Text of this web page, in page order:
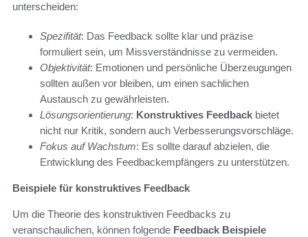
unterscheiden:
Spezifität: Das Feedback sollte klar und präzise
formuliert sein, um Missverständnisse zu vermeiden.
Objektivität: Emotionen und persönliche Überzeugungen
sollten außen vor bleiben, um einen sachlichen
Austausch zu gewährleisten.
Lösungsorientierung: Konstruktives Feedback bietet
nicht nur Kritik, sondern auch Verbesserungsvorschläge.
Fokus auf Wachstum: Es sollte darauf abzielen, die
Entwicklung des Feedbackempfängers zu unterstützen.
Beispiele für konstruktives Feedback
Um die Theorie des konstruktiven Feedbacks zu
veranschaulichen, können folgende Feedback Beispiele